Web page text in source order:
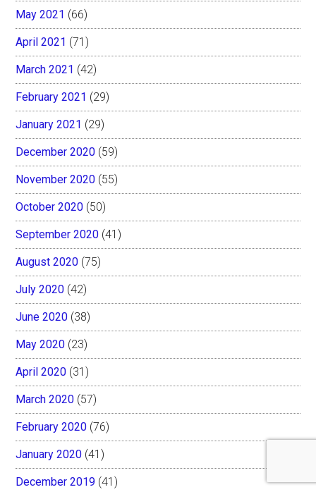
May 2021 (66)
April 2021 (71)
March 2021 (42)
February 2021 (29)
January 2021 (29)
December 2020 (59)
November 2020 (55)
October 2020 (50)
September 2020 (41)
August 2020 (75)
July 2020 (42)
June 2020 (38)
May 2020 (23)
April 2020 (31)
March 2020 (57)
February 2020 (76)
January 2020 (41)
December 2019 (41)